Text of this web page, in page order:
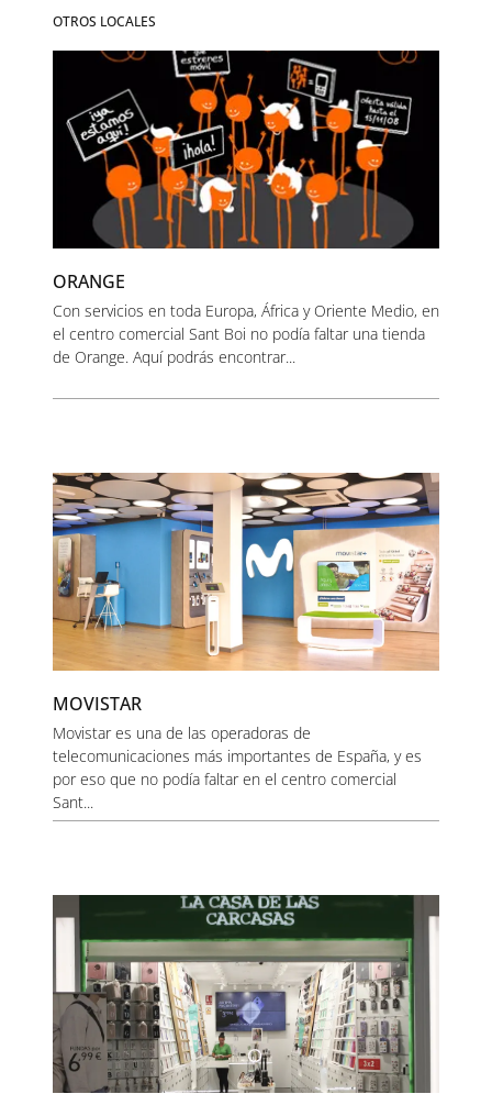
OTROS LOCALES
ORANGE
Con servicios en toda Europa, África y Oriente Medio, en
el centro comercial Sant Boi no podía faltar una tienda
de Orange. Aquí podrás encontrar...
MOVISTAR
Movistar es una de las operadoras de
telecomunicaciones más importantes de España, y es
por eso que no podía faltar en el centro comercial
Sant...